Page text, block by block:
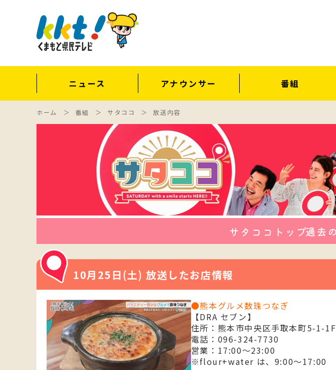
ニュース アナウンサー 番組
ホーム 番組 サタココ 放送内容
10月25日(土) 放送したお店情報
●熊本グルメ数珠つなぎ
【DRA セブン】
住所：熊本市中央区手取本町5-1-1F
電話：096-324-7730
営業：17:00～23:00
※flour+water は、9:00～17:00